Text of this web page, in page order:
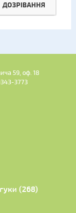
ДОЗРІВАННЯ
59, оф. 18
3773
(268)